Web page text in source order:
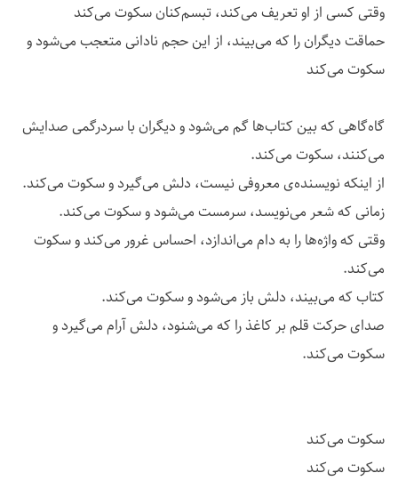
وقتی کسی از او تعریف می‌کند، تبسم‌کنان سکوت می‌کند
حماقت دیگران را که می‌بیند، از این حجم نادانی متعجب می‌شود و
سکوت می‌کند
گاه‌گاهی که بین کتاب‌ها گم می‌شود و دیگران با سردرگمی صدایش
می‌کنند، سکوت می‌کند.
از اینکه نویسنده‌ی معروفی نیست، دلش می‌گیرد و سکوت می‌کند.
زمانی که شعر می‌نویسد، سرمست می‌شود و سکوت می‌کند.
وقتی که واژه‌ها را به دام می‌اندازد، احساس غرور می‌کند و سکوت
می‌کند.
کتاب که می‌بیند، دلش باز می‌شود و سکوت می‌کند.
صدای حرکت قلم بر کاغذ را که می‌شنود، دلش آرام می‌گیرد و
سکوت می‌کند.
سکوت می‌کند
سکوت می‌کند